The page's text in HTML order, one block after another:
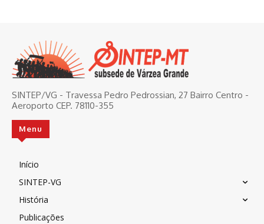
SINTEP/VG - Travessa Pedro Pedrossian, 27 Bairro Centro -
Aeroporto CEP. 78110-355
Menu
Início
SINTEP-VG
História
Publicações